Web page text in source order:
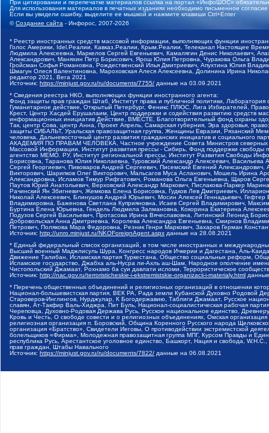
При цитировании и перепечатке материалов ссылка на портал «ИнфоШОС»
Для использования материалов в печатных изданиях необходимо письменное
Если вы увидели ошибку, выделите ее мышкой и нажмите клавиши Ctrl+Enter
©Создание сайта - Инфорос, 2007-2026
* Реестр иностранных средств массовой информации, выполняющих функции
Голос Америки, Idel.Реалии, Кавказ.Реалии, Крым.Реалии, Телеканал Настоящее
Людмила Алексеевна, Маркелов Сергей Евгеньевич, Камалягин Денис Николаевич,
Александрович, Маняхин Петр Борисович, Ярош Юлия Петровна, Чуракова Ольга
Гройсман Софья Романовна, Рождественский Илья Дмитриевич, Апухтина Юлия
Шмагун Олеся Валентиновна, Мароховская Алеся Алексеевна, Долинина Ирина
редактор 2021, Вега 2021
Источник: https://minjust.gov.ru/ru/documents/7755/ данные на 03.09.2021
* Сведения реестра НКО, выполняющих функции иностранного агента:
Фонд защиты прав граждан Штаб, Институт права и публичной политики,
Гуманитарное действие, Открытый Петербург, Феникс ПЛЮС, Лига Избирателей,
Крест, Центр Хасдей Ерушалаим, Центр поддержки и содействия развитию средств
информационных инициатив Действие, ВМЕСТЕ, Благотворительный фонд охраны
Так, центр Сова, центр Анна, Проект Апрель, Самарская губерния, Эра здоровья,
защиты СИБАЛЬТ, Уральская правозащитная группа, Женщины Евразии, Рязанский
человека, Дальневосточный центр развития гражданских инициатив и социального
АКАДЕМИЯ ПО ПРАВАМ ЧЕЛОВЕКА, Частное учреждение Совета Министров северных
Массовой Информации, Институт развития прессы - Сибирь, Фонд поддержки
агентство МЕМО. РУ, Институт региональной прессы, Институт Развития Свободы
Борисовна, Таранова Юлия Николаевна, Туровский Александр Алексеевич,
Сергей Георгиевич, Пивоваров Андрей Сергеевич, Писемский Евгений
Викторович, Шарипков Олег Викторович, Мальсагов Муса Асланович, Мошель Ирина
Александровна, Исламов Тимур Рифгатович, Романова Ольга Евгеньевна, Щаров
Паутов Юрий Анатольевич, Верховский Александр Маркович, Пислакова-Паркер
Рачинский Ян Збигневич, Жемкова Елена Борисовна, Гудков Лев Дмитриевич,
Николай Алексеевич, Блинушов Андрей Юрьевич, Мосин Алексей Геннадьевич,
Владимировна, Баженова Светлана Куприяновна, Исаев Сергей Владимирович,
Буртина Елена Юрьевна, Гендель Людмила Залмановна, Кокорина Екатерина
Подузов Сергей Васильевич, Протасова Ирина Вячеславовна, Литинский Леонид
Добровольская Анна Дмитриевна, Королева Александра Евгеньевна, Смирнов
Петрович, Полякова Мара Федоровна, Резник Генри Маркович, Захаров Герман
Источник: http://unro.minjust.ru/NKOForeignAgent.aspx данные на 28.08.2021
* Единый федеральный список организаций, в том числе иностранных и
Высший военный Маджлисуль Шура, Конгресс народов Ичкерии и Дагестана, Аль-
Движение Талибан, Исламская партия Туркестана, Общество социальных реформ,
Исламское государство, Джабха аль-Нусра ли-Ахль аш-Шам, Народное ополчение
Чистопольский Джамаат, Рохнамо ба суи давлати исломи, Террористическое
Источник: http://nac.gov.ru/terroristicheskie-i-ekstremistskie-organizacii-i-materialy.html
* Перечень общественных объединений и религиозных организаций в отношении
Национал-большевистская партия, ВЕК РА, Рада земли Кубанской Духовно Родовой
Староверов-Инглингов, Нурджулар, К Богодержавию, Таблиги Джамаат, Русское
славян, Ат-Такфир Валь-Хиджра, Пит Буль, Национал-социалистическая рабочая
Череповца, Духовно-Родовая Держава Русь, Русское национальное единство,
Кровь и Честь, О свободе совести и о религиозных объединениях, Омская
религиозная организация п. Боровский, Община Коренного Русского народа
организация «Братство», Свидетели Иеговы, О противодействии экстремистской
болельщиков «Фирма», Молодежная правозащитная группа МПГ, Курсом Правды и
республика Русь, Арестантское уголовное единство, Башкорт, Нация и свобода,
прав граждан, Штабы Навального
Источник: https://minjust.gov.ru/ru/documents/7822/ данные на 06.08.2021